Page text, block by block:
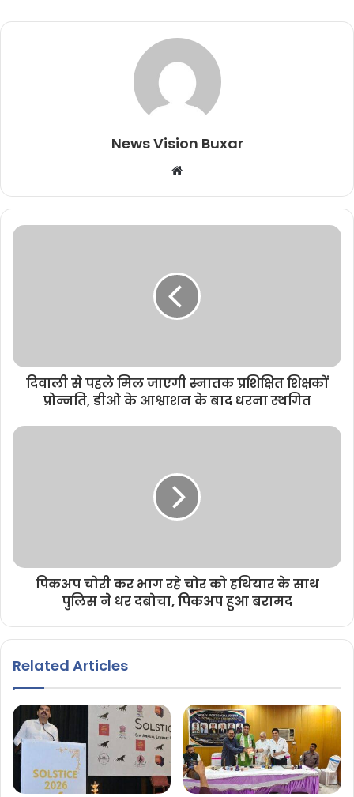
News Vision Buxar
b
s
e
दिवाली से पहले मिल जाएगी स्नातक प्रशिक्षित शिक्षकों
प्रोन्नति, डीओ के आश्वाशन के बाद धरना स्थगित
पिकअप चोरी कर भाग रहे चोर को हथियार के साथ
पुलिस ने धर दबोचा, पिकअप हुआ बरामद
Related Articles